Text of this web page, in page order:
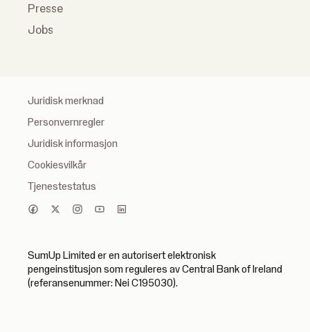
Presse
Jobs
Juridisk merknad
Personvernregler
Juridisk informasjon
Cookiesvilkår
Tjenestestatus
SumUp Limited er en autorisert elektronisk
pengeinstitusjon som reguleres av Central Bank of Ireland
(referansenummer: Nei C195030).